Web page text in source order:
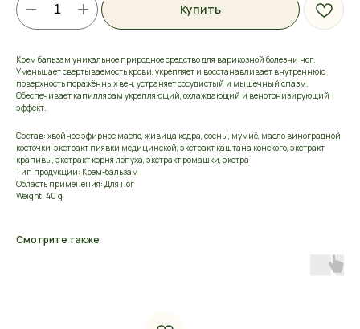
Купить
Крем бальзам уникальное природное средство для варикозной болезни ног.
Уменьшает свертываемость крови, укрепляет и восстанавливает внутреннюю
поверхность поражённых вен, устраняет сосудистый и мышечный спазм.
Обеспечивает капиллярам укрепляющий, охлаждающий и венотонизирующий
эффект.
Состав: хвойное эфирное масло, живица кедра, сосны, мумиё, масло виноградной
косточки, экстракт пиявки медицинской, экстракт каштана конского, экстракт
крапивы, экстракт корня лопуха, экстракт ромашки, экстра
Тип продукции: Крем-бальзам
Область применения: Для ног
Weight: 40 g
Смотрите также